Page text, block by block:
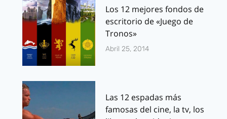
Los 12 mejores fondos de
escritorio de «Juego de
Tronos»
Abril 25, 2014
Las 12 espadas más
famosas del cine, la tv, los